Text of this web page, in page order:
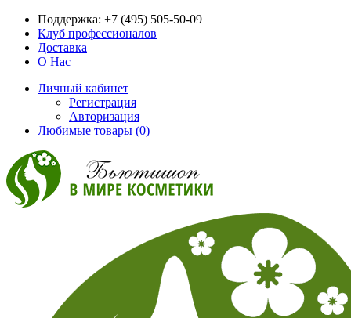
Поддержка: +7 (495) 505-50-09
Клуб профессионалов
Доставка
О Нас
Личный кабинет
Регистрация
Авторизация
Любимые товары (0)